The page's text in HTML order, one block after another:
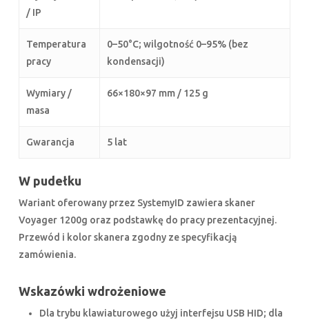
/ IP
Temperatura
pracy
0–50°C; wilgotność 0–95% (bez
kondensacji)
Wymiary /
masa
66×180×97 mm / 125 g
Gwarancja 5 lat
W pudełku
Wariant oferowany przez SystemyID zawiera skaner
Voyager 1200g oraz podstawkę do pracy prezentacyjnej.
Przewód i kolor skanera zgodny ze specyfikacją
zamówienia.
Wskazówki wdrożeniowe
Dla trybu klawiaturowego użyj interfejsu USB HID; dla